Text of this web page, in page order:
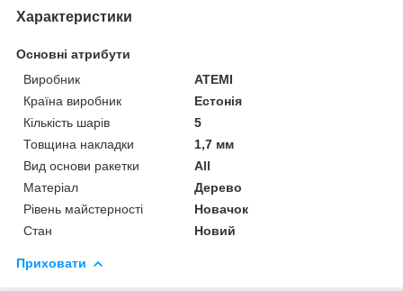
Характеристики
Основні атрибути
Виробник
ATEMI
Країна виробник
Естонія
Кількість шарів
5
Товщина накладки
1,7 мм
Вид основи ракетки
All
Матеріал
Дерево
Рівень майстерності
Новачок
Стан
Новий
Приховати